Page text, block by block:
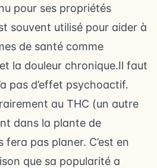
pour ses propriétés
souvent utilisé pour aider à
de santé comme
et la douleur chronique.Il faut
pas d’effet psychoactif.
au THC (un autre
dans la plante de
pas planer. C’est en
que sa popularité a